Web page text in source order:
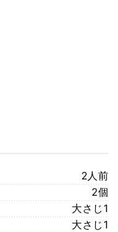
2人前
2個
大さじ1
大さじ1